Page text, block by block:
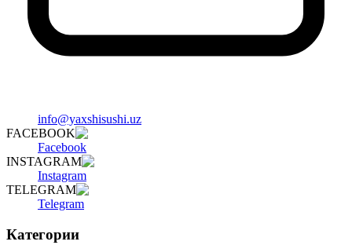
info@yaxshisushi.uz
FACEBOOK
Facebook
INSTAGRAM
Instagram
TELEGRAM
Telegram
Категории